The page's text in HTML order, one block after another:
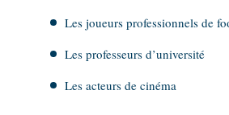
Les joueurs professionnels de
Les professeurs d’université
Les acteurs de cinéma